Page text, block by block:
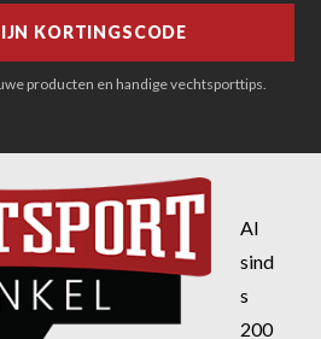
producten en handige vechtsporttips.
Al
sind
s
200